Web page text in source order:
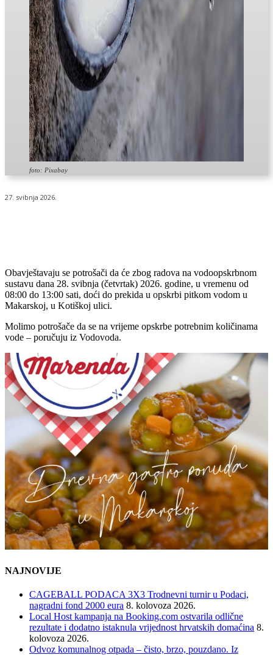
foto: Pixabay
27. svibnja 2026.
Obavještavaju se potrošači da će zbog radova na vodoopskrbnom
sustavu dana 28. svibnja (četvrtak) 2026. godine, u vremenu od
08:00 do 13:00 sati, doći do prekida u opskrbi pitkom vodom u
Makarskoj, u Kotiškoj ulici.
Molimo potrošače da se na vrijeme opskrbe potrebnim količinama
vode – poručuju iz Vodovoda.
NAJNOVIJE
CAGEBALL PODACA 3X3 Trodnevni turnir u Podaci,
nagradni fond 2000 eura 8. kolovoza 2026.
Local Host kampanja na Booking.com ostvarila odlične
rezultate i dodatno istaknula vrijednost hrvatskih domaćina 8.
kolovoza 2026.
Odvoz komunalnog otpada – čisto, brzo, pouzdano. Iz